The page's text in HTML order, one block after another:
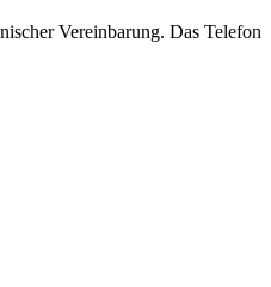
Vereinbarung. Das Telefon